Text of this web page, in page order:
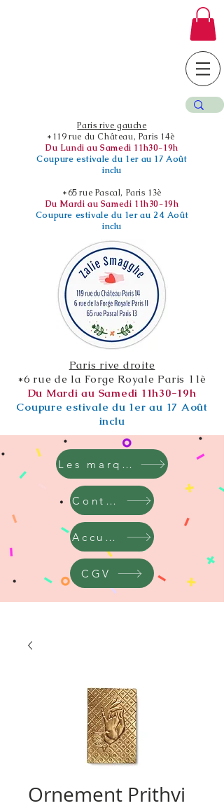
Paris rive gauche
*119 rue du Château, Paris 14è
Du Lundi au Samedi 11h30-19h
Coupure estivale du 1er au 17 Août
inclu
*65 rue Pascal, Paris 13è
Du Mardi au Samedi 11h30-19h
Coupure estivale du 1er au 24 Août
inclu
Paris rive droite
*6 rue de la Forge Royale Paris 11è
Du Mardi au Samedi 11h30-19h
Coupure estivale du 1er au 17 Août
inclu
Les marques
Contact
Accueil
CGV
Ornement Prithvi